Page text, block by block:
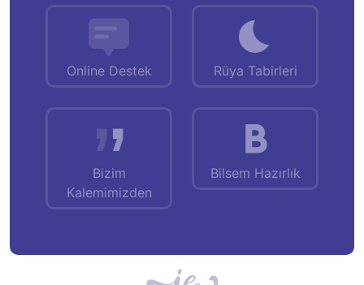
Online Destek Rüya Tabirleri
Bizim
Kalemimizden
Bilsem Hazırlık